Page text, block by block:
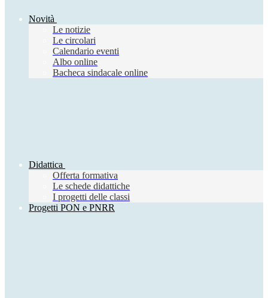
Novità
Le notizie
Le circolari
Calendario eventi
Albo online
Bacheca sindacale online
Didattica
Offerta formativa
Le schede didattiche
I progetti delle classi
Progetti PON e PNRR